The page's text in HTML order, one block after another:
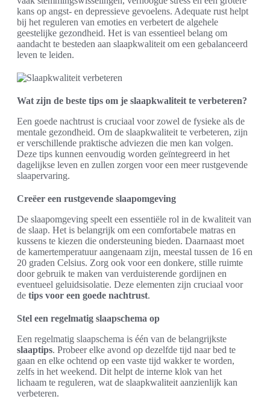
kans op angst- en depressieve gevoelens. Adequate rust helpt
bij het reguleren van emoties en verbetert de algehele
geestelijke gezondheid. Het is van essentieel belang om
aandacht te besteden aan slaapkwaliteit om een gebalanceerd
leven te leiden.
Wat zijn de beste tips om je slaapkwaliteit te verbeteren?
Een goede nachtrust is cruciaal voor zowel de fysieke als de
mentale gezondheid. Om de slaapkwaliteit te verbeteren, zijn
er verschillende praktische adviezen die men kan volgen.
Deze tips kunnen eenvoudig worden geïntegreerd in het
dagelijkse leven en zullen zorgen voor een meer rustgevende
slaapervaring.
Creëer een rustgevende slaapomgeving
De slaapomgeving speelt een essentiële rol in de kwaliteit van
de slaap. Het is belangrijk om een comfortabele matras en
kussens te kiezen die ondersteuning bieden. Daarnaast moet
de kamertemperatuur aangenaam zijn, meestal tussen de 16 en
20 graden Celsius. Zorg ook voor een donkere, stille ruimte
door gebruik te maken van verduisterende gordijnen en
eventueel geluidsisolatie. Deze elementen zijn cruciaal voor
de tips voor een goede nachtrust.
Stel een regelmatig slaapschema op
Een regelmatig slaapschema is één van de belangrijkste
slaaptips. Probeer elke avond op dezelfde tijd naar bed te
gaan en elke ochtend op een vaste tijd wakker te worden,
zelfs in het weekend. Dit helpt de interne klok van het
lichaam te reguleren, wat de slaapkwaliteit aanzienlijk kan
verbeteren.